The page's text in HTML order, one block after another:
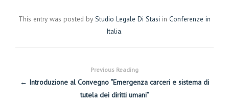
This entry was posted by Studio Legale Di Stasi in Conferenze in
Italia.
Previous Reading
← Introduzione al Convegno “Emergenza carceri e sistema di
tutela dei diritti umani”